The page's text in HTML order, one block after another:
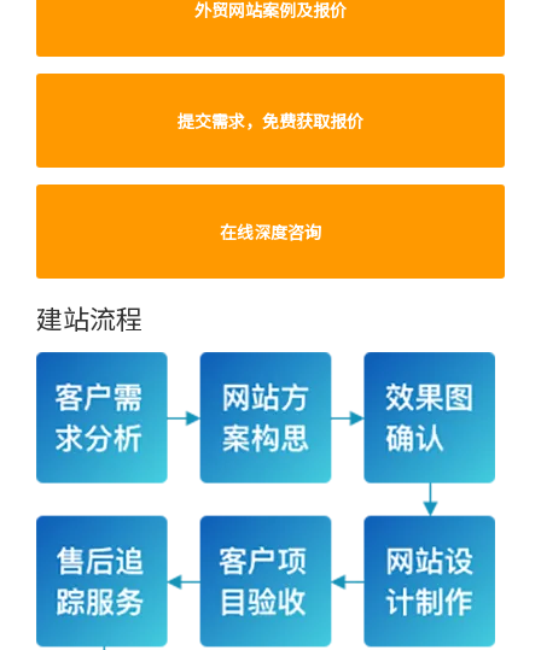
外贸网站案例及报价
提交需求，免费获取报价
在线深度咨询
建站流程